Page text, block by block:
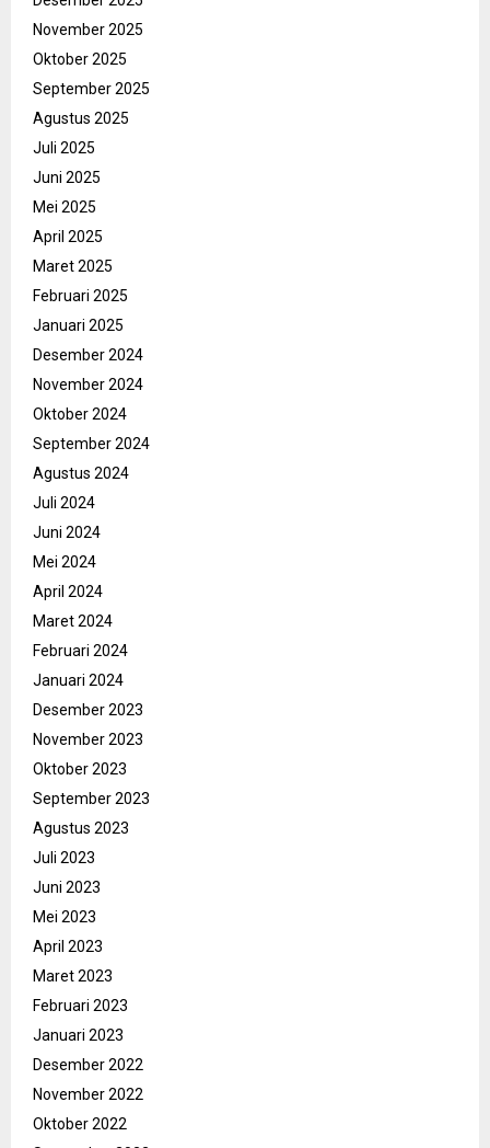
November 2025
Oktober 2025
September 2025
Agustus 2025
Juli 2025
Juni 2025
Mei 2025
April 2025
Maret 2025
Februari 2025
Januari 2025
Desember 2024
November 2024
Oktober 2024
September 2024
Agustus 2024
Juli 2024
Juni 2024
Mei 2024
April 2024
Maret 2024
Februari 2024
Januari 2024
Desember 2023
November 2023
Oktober 2023
September 2023
Agustus 2023
Juli 2023
Juni 2023
Mei 2023
April 2023
Maret 2023
Februari 2023
Januari 2023
Desember 2022
November 2022
Oktober 2022